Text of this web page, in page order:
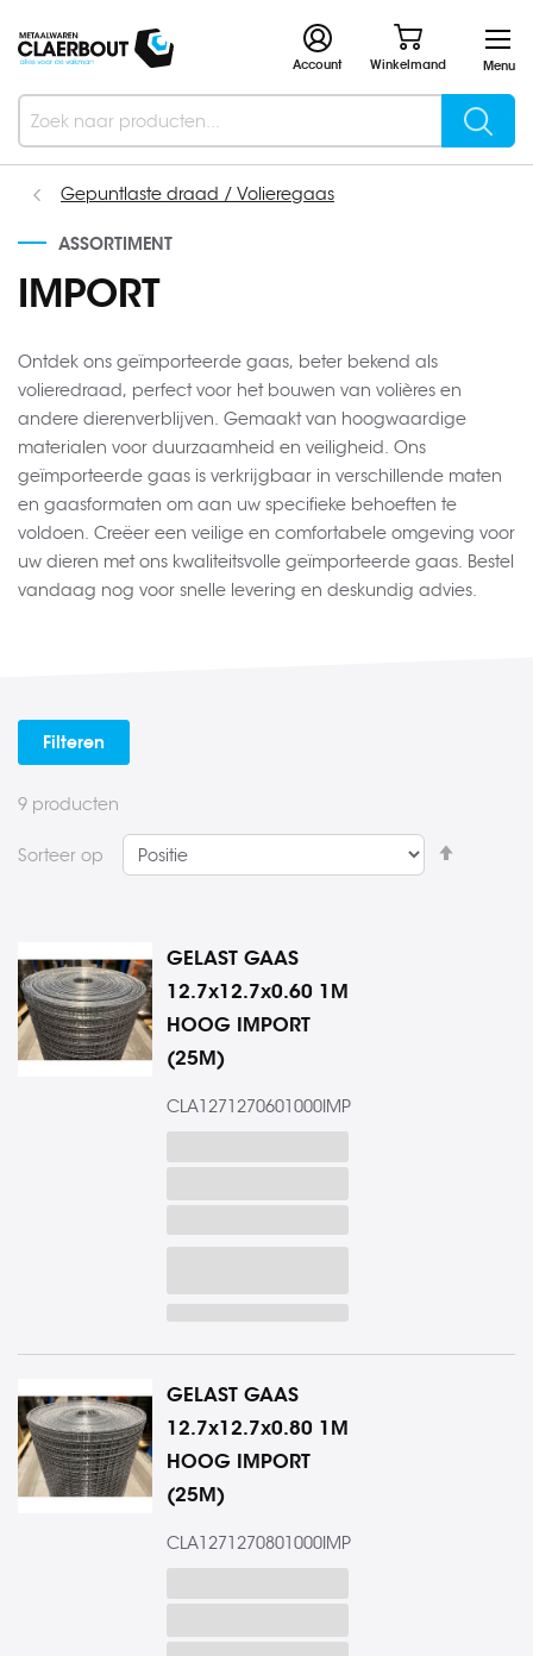
Menu
Winkelmand
Account
Search
Gepuntlaste draad / Volieregaas
ASSORTIMENT
IMPORT
Ontdek ons geïmporteerde gaas, beter bekend als
volieredraad, perfect voor het bouwen van volières en
andere dierenverblijven. Gemaakt van hoogwaardige
materialen voor duurzaamheid en veiligheid. Ons
geïmporteerde gaas is verkrijgbaar in verschillende maten
en gaasformaten om aan uw specifieke behoeften te
voldoen. Creëer een veilige en comfortabele omgeving voor
uw dieren met ons kwaliteitsvolle geïmporteerde gaas. Bestel
vandaag nog voor snelle levering en deskundig advies.
9 producten
Sorteer op
GELAST GAAS
12.7x12.7x0.60 1M
HOOG IMPORT
(25M)
CLA1271270601000IMP
GELAST GAAS
12.7x12.7x0.80 1M
HOOG IMPORT
(25M)
CLA1271270801000IMP
Filteren